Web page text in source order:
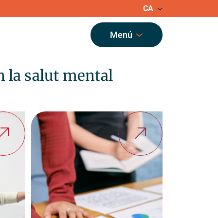
CA
Menú
la salut mental
pública
d’Adults de Sant Andreu (CSMA)
Infantojuvenil de Santa Coloma de
a Domicili (ECID)
Nord i Maresme
Assertiu Comunitari de Sant Andreu